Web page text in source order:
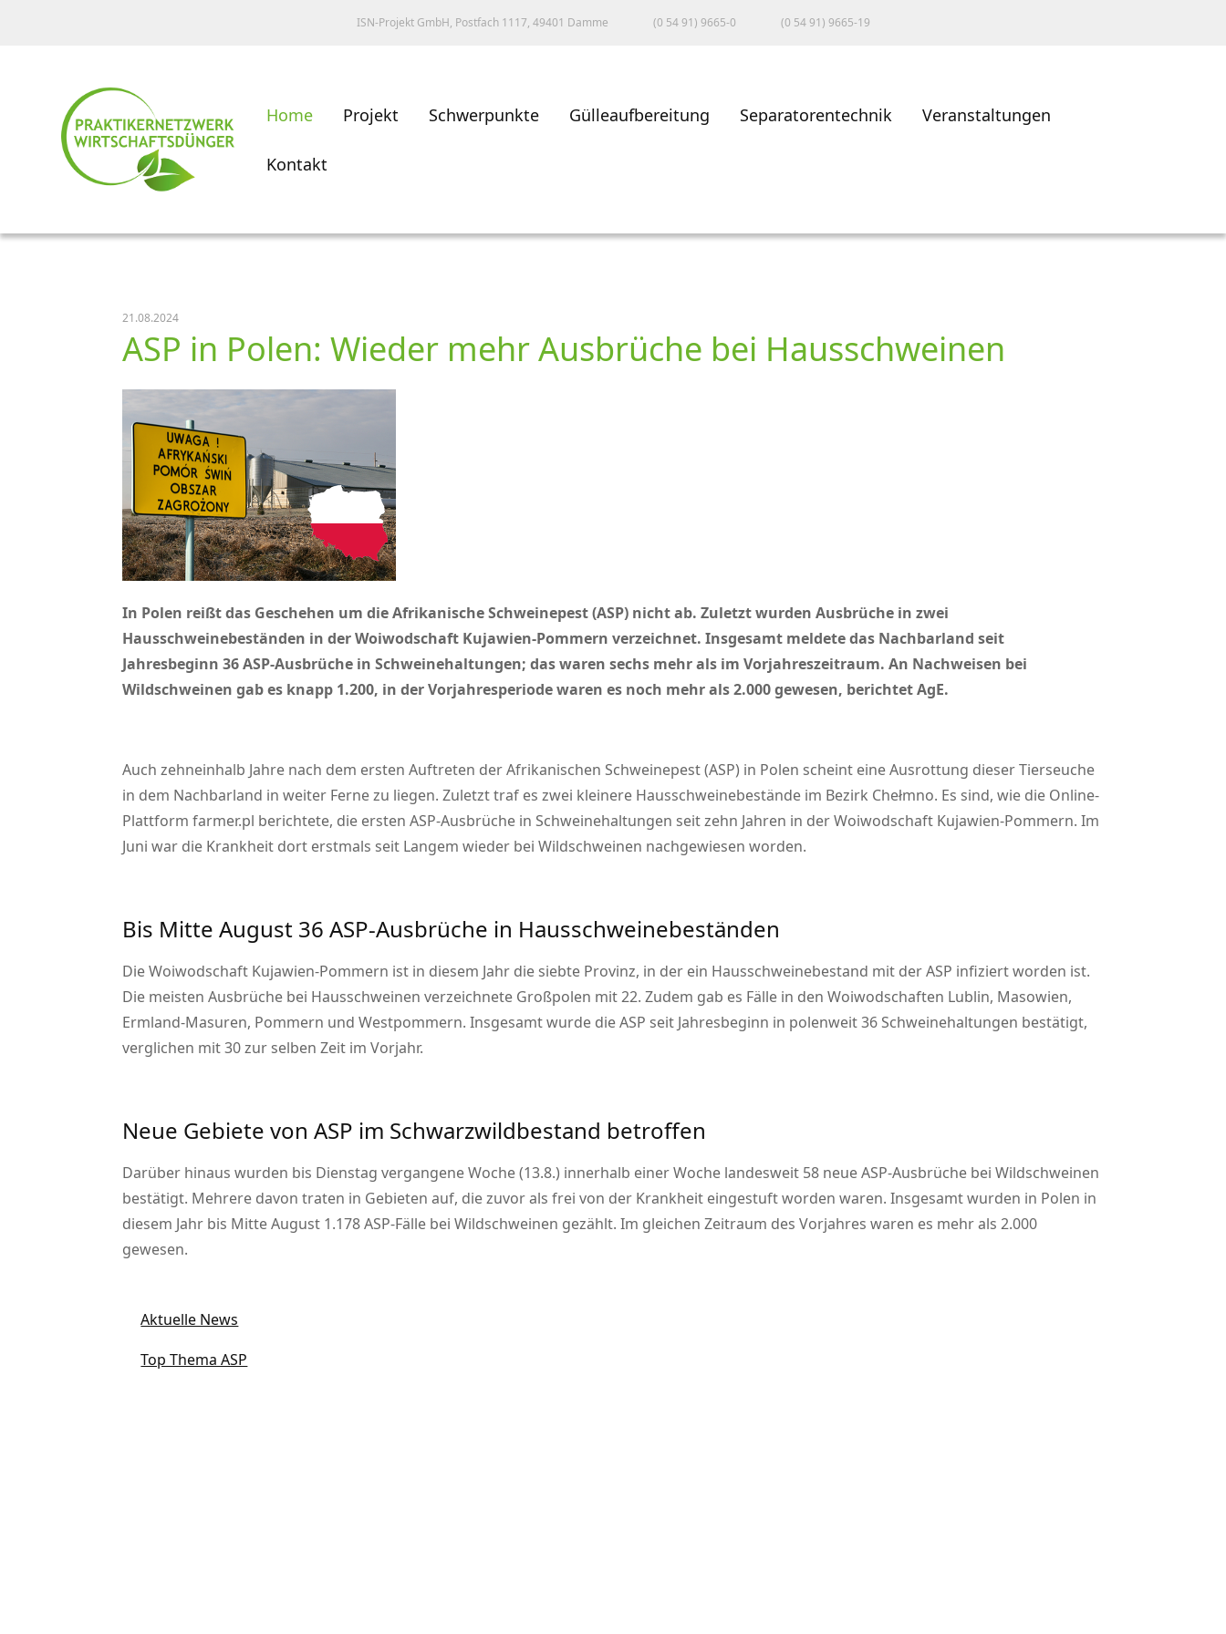
ISN-Projekt GmbH, Postfach 1117, 49401 Damme (0 54 91) 9665-0 (0 54 91) 9665-19
Home Projekt Schwerpunkte Gülleaufbereitung Separatorentechnik Veranstaltungen
Kontakt
21.08.2024
ASP in Polen: Wieder mehr Ausbrüche bei Hausschweinen
In Polen reißt das Geschehen um die Afrikanische Schweinepest (ASP) nicht ab. Zuletzt wurden Ausbrüche in zwei
Hausschweinebeständen in der Woiwodschaft Kujawien-Pommern verzeichnet. Insgesamt meldete das Nachbarland seit
Jahresbeginn 36 ASP-Ausbrüche in Schweinehaltungen; das waren sechs mehr als im Vorjahreszeitraum. An Nachweisen bei
Wildschweinen gab es knapp 1.200, in der Vorjahresperiode waren es noch mehr als 2.000 gewesen, berichtet AgE.
Auch zehneinhalb Jahre nach dem ersten Auftreten der Afrikanischen Schweinepest (ASP) in Polen scheint eine Ausrottung dieser Tierseuche
in dem Nachbarland in weiter Ferne zu liegen. Zuletzt traf es zwei kleinere Hausschweinebestände im Bezirk Chełmno. Es sind, wie die Online-
Plattform farmer.pl berichtete, die ersten ASP-Ausbrüche in Schweinehaltungen seit zehn Jahren in der Woiwodschaft Kujawien-Pommern. Im
Juni war die Krankheit dort erstmals seit Langem wieder bei Wildschweinen nachgewiesen worden.
Bis Mitte August 36 ASP-Ausbrüche in Hausschweinebeständen
Die Woiwodschaft Kujawien-Pommern ist in diesem Jahr die siebte Provinz, in der ein Hausschweinebestand mit der ASP infiziert worden ist.
Die meisten Ausbrüche bei Hausschweinen verzeichnete Großpolen mit 22. Zudem gab es Fälle in den Woiwodschaften Lublin, Masowien,
Ermland-Masuren, Pommern und Westpommern. Insgesamt wurde die ASP seit Jahresbeginn in polenweit 36 Schweinehaltungen bestätigt,
verglichen mit 30 zur selben Zeit im Vorjahr.
Neue Gebiete von ASP im Schwarzwildbestand betroffen
Darüber hinaus wurden bis Dienstag vergangene Woche (13.8.) innerhalb einer Woche landesweit 58 neue ASP-Ausbrüche bei Wildschweinen
bestätigt. Mehrere davon traten in Gebieten auf, die zuvor als frei von der Krankheit eingestuft worden waren. Insgesamt wurden in Polen in
diesem Jahr bis Mitte August 1.178 ASP-Fälle bei Wildschweinen gezählt. Im gleichen Zeitraum des Vorjahres waren es mehr als 2.000
gewesen.
Aktuelle News
Top Thema ASP